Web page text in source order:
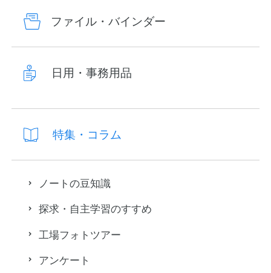
ファイル・バインダー
日用・事務用品
特集・コラム
ノートの豆知識
探求・自主学習のすすめ
工場フォトツアー
アンケート